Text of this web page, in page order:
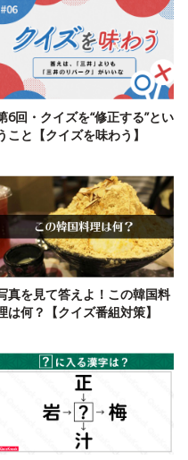
6回・クイズを“修正する”とい
こと【クイズを味わう】
真を見て答えよ！この韓国料
は何？【クイズ番組対策】